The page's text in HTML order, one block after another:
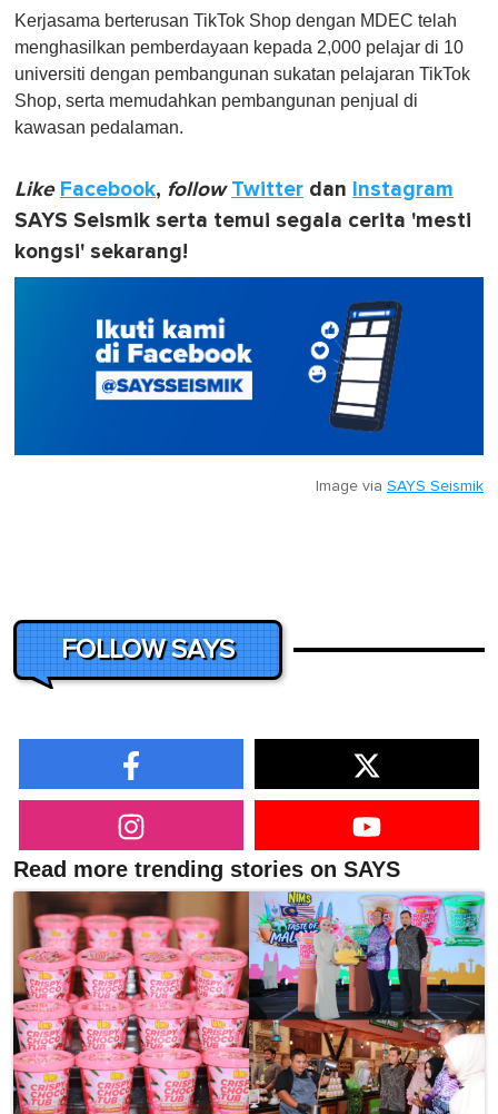
Kerjasama berterusan TikTok Shop dengan MDEC telah
menghasilkan pemberdayaan kepada 2,000 pelajar di 10
universiti dengan pembangunan sukatan pelajaran TikTok
Shop, serta memudahkan pembangunan penjual di
kawasan pedalaman.
Like Facebook, follow Twitter dan Instagram
SAYS Seismik serta temui segala cerita 'mesti
kongsi' sekarang!
Image via SAYS Seismik
FOLLOW SAYS
Read more trending stories on SAYS